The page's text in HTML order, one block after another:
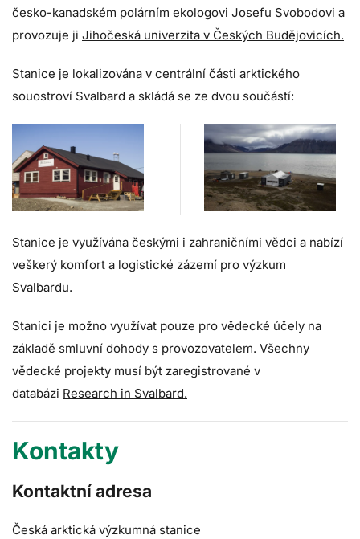
česko-kanadském polárním ekologovi Josefu Svobodovi a
provozuje ji Jihočeská univerzita v Českých Budějovicích.
Stanice je lokalizována v centrální části arktického
souostroví Svalbard a skládá se ze dvou součástí:
Stanice je využívána českými i zahraničními vědci a nabízí
veškerý komfort a logistické zázemí pro výzkum
Svalbardu.
Stanici je možno využívat pouze pro vědecké účely na
základě smluvní dohody s provozovatelem. Všechny
vědecké projekty musí být zaregistrované v
databázi Research in Svalbard.
Kontakty
Kontaktní adresa
Česká arktická výzkumná stanice